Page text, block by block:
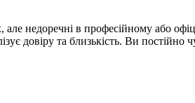
недоречні в професійному або
довіру та близькість. Ви постійно